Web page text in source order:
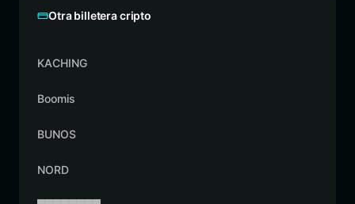
Otra billetera cripto
KACHING
Boomis
BUNOS
NORD